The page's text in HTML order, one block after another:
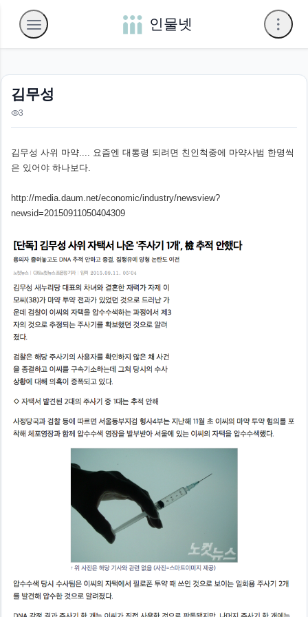
인물넷
김무성
3
김무성 사위 마약.... 요즘엔 대통령 되려면 친인척중에 마약사범 한명씩
은 있어야 하나보다.
http://media.daum.net/economic/industry/newsview?
newsid=20150911050404309